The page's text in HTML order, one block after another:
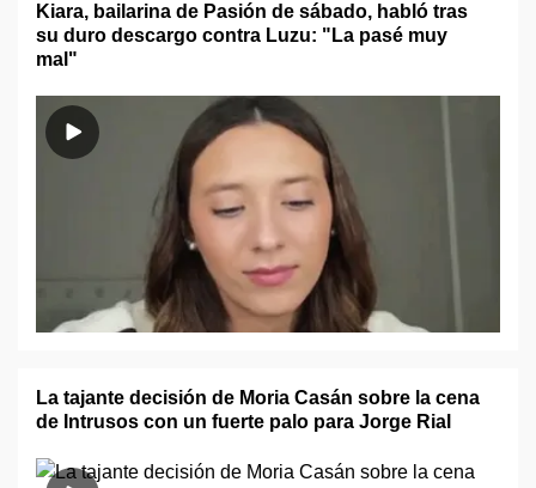
Kiara, bailarina de Pasión de sábado, habló tras
su duro descargo contra Luzu: "La pasé muy
mal"
La tajante decisión de Moria Casán sobre la cena
de Intrusos con un fuerte palo para Jorge Rial